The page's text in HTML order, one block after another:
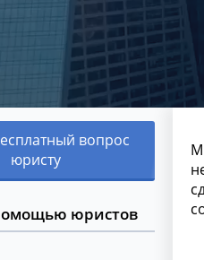
вопрос
юристу
юристов